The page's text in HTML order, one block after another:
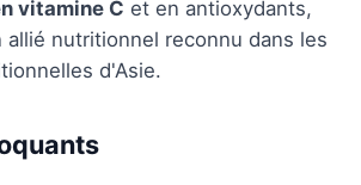
vitamine C et en antioxydants,
nutritionnel reconnu dans les
d'Asie.